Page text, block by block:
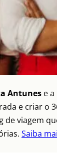
Antunes e a
e criar o
de viagem
Saiba